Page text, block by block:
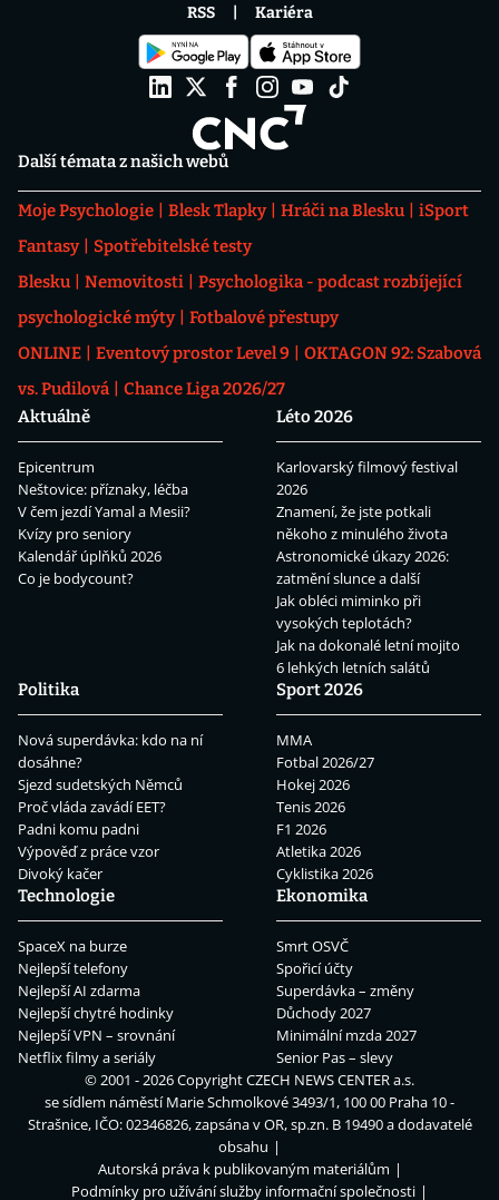
Další témata z našich webů
Moje Psychologie Blesk Tlapky Hráči na Blesku
iSport
Fantasy
Spotřebitelské testy
Blesku
Nemovitosti
Psychologika - podcast rozbíjející
psychologické mýty
Fotbalové přestupy
ONLINE
Eventový prostor Level 9
OKTAGON 92: Szabová
vs. Pudilová
Chance Liga 2026/27
Aktuálně
Epicentrum
Neštovice: příznaky, léčba
V čem jezdí Yamal a Mesii?
Kvízy pro seniory
Kalendář úplňků 2026
Co je bodycount?
Léto 2026
Karlovarský filmový festival
2026
Znamení, že jste potkali
někoho z minulého života
Astronomické úkazy 2026:
zatmění slunce a další
Jak obléci miminko při
vysokých teplotách?
Jak na dokonalé letní mojito
6 lehkých letních salátů
Politika
Nová superdávka: kdo na ní
dosáhne?
Sjezd sudetských Němců
Proč vláda zavádí EET?
Padni komu padni
Výpověď z práce vzor
Divoký kačer
Sport 2026
MMA
Fotbal 2026/27
Hokej 2026
Tenis 2026
F1 2026
Atletika 2026
Cyklistika 2026
Technologie
SpaceX na burze
Nejlepší telefony
Nejlepší AI zdarma
Nejlepší chytré hodinky
Nejlepší VPN – srovnání
Netflix filmy a seriály
Ekonomika
Smrt OSVČ
Spořicí účty
Superdávka – změny
Důchody 2027
Minimální mzda 2027
Senior Pas – slevy
RSS Kariéra
© 2001 - 2026 CopyrightCZECH NEWS CENTER a.s.
se sídlem náměstí Marie Schmolkové 3493/1, 100 00 Praha 10 -
Strašnice, IČO: 02346826, zapsána v OR, sp.zn. B 19490 a dodavatelé
obsahu
Autorská práva k publikovaným materiálům
Podmínky pro užívání služby informační společnosti